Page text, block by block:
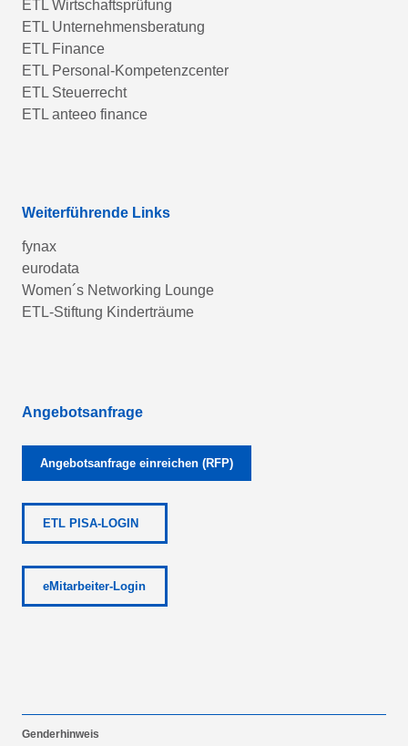
ETL Wirtschaftsprüfung
ETL Unternehmensberatung
ETL Finance
ETL Personal-Kompetenzcenter
ETL Steuerrecht
ETL anteeo finance
Weiterführende Links
fynax
eurodata
Women´s Networking Lounge
ETL-Stiftung Kinderträume
Angebotsanfrage
Angebotsanfrage einreichen (RFP)
ETL PISA-LOGIN
eMitarbeiter-Login
Genderhinweis